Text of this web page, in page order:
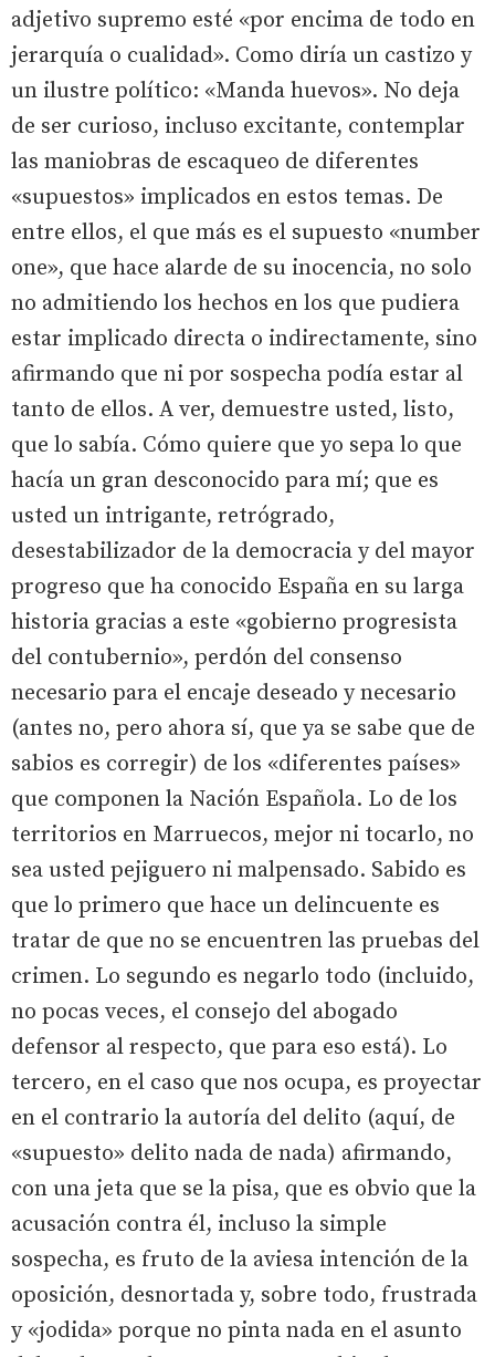
adjetivo supremo esté «por encima de todo en
jerarquía o cualidad». Como diría un castizo y
un ilustre político: «Manda huevos». No deja
de ser curioso, incluso excitante, contemplar
las maniobras de escaqueo de diferentes
«supuestos» implicados en estos temas. De
entre ellos, el que más es el supuesto «number
one», que hace alarde de su inocencia, no solo
no admitiendo los hechos en los que pudiera
estar implicado directa o indirectamente, sino
afirmando que ni por sospecha podía estar al
tanto de ellos. A ver, demuestre usted, listo,
que lo sabía. Cómo quiere que yo sepa lo que
hacía un gran desconocido para mí; que es
usted un intrigante, retrógrado,
desestabilizador de la democracia y del mayor
progreso que ha conocido España en su larga
historia gracias a este «gobierno progresista
del contubernio», perdón del consenso
necesario para el encaje deseado y necesario
(antes no, pero ahora sí, que ya se sabe que de
sabios es corregir) de los «diferentes países»
que componen la Nación Española. Lo de los
territorios en Marruecos, mejor ni tocarlo, no
sea usted pejiguero ni malpensado. Sabido es
que lo primero que hace un delincuente es
tratar de que no se encuentren las pruebas del
crimen. Lo segundo es negarlo todo (incluido,
no pocas veces, el consejo del abogado
defensor al respecto, que para eso está). Lo
tercero, en el caso que nos ocupa, es proyectar
en el contrario la autoría del delito (aquí, de
«supuesto» delito nada de nada) afirmando,
con una jeta que se la pisa, que es obvio que la
acusación contra él, incluso la simple
sospecha, es fruto de la aviesa intención de la
oposición, desnortada y, sobre todo, frustrada
y «jodida» porque no pinta nada en el asunto